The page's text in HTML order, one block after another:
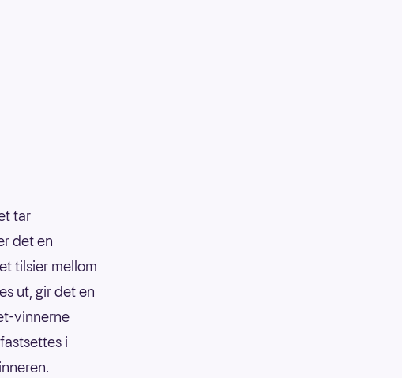
tar
det en
tilsier mellom
ut, gir det en
vinnerne
i